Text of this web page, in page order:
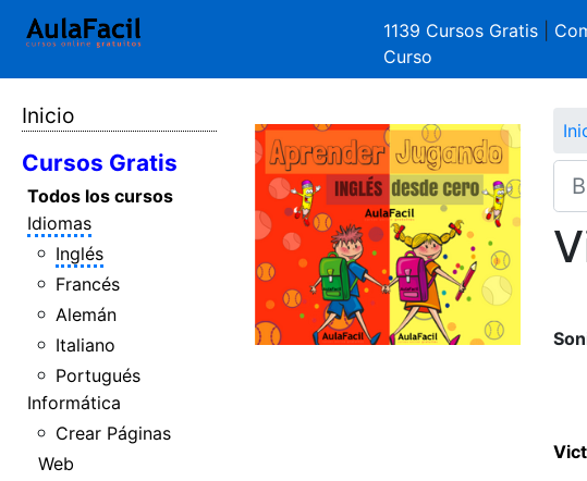
1139 Cursos Gratis
Curso
Inicio
Cursos Gratis
Todos los cursos
Idiomas
Inglés
Francés
Alemán
Italiano
Portugués
Informática
Crear Páginas
Web